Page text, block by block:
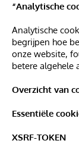
“Analytische
Analytische
begrijpen hoe
onze website,
betere algehele
Overzicht van
Essentiële
XSRF-TOKEN